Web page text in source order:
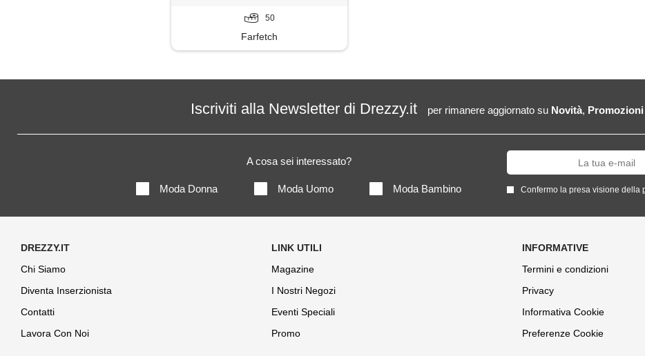
Mantella
50
Farfetch
Iscriviti alla Newsletter di Drezzy.it per rimanere aggiornato su Novità, Promozioni
A cosa sei interessato?
Moda Donna Moda Uomo Moda Bambino Confermo la presa visione della
Chi Siamo
Diventa Inserzionista
Contatti
Lavora Con Noi
Magazine
I Nostri Negozi
Eventi Speciali
Promo
Termini e condizioni
Privacy
Informativa Cookie
Preferenze Cookie